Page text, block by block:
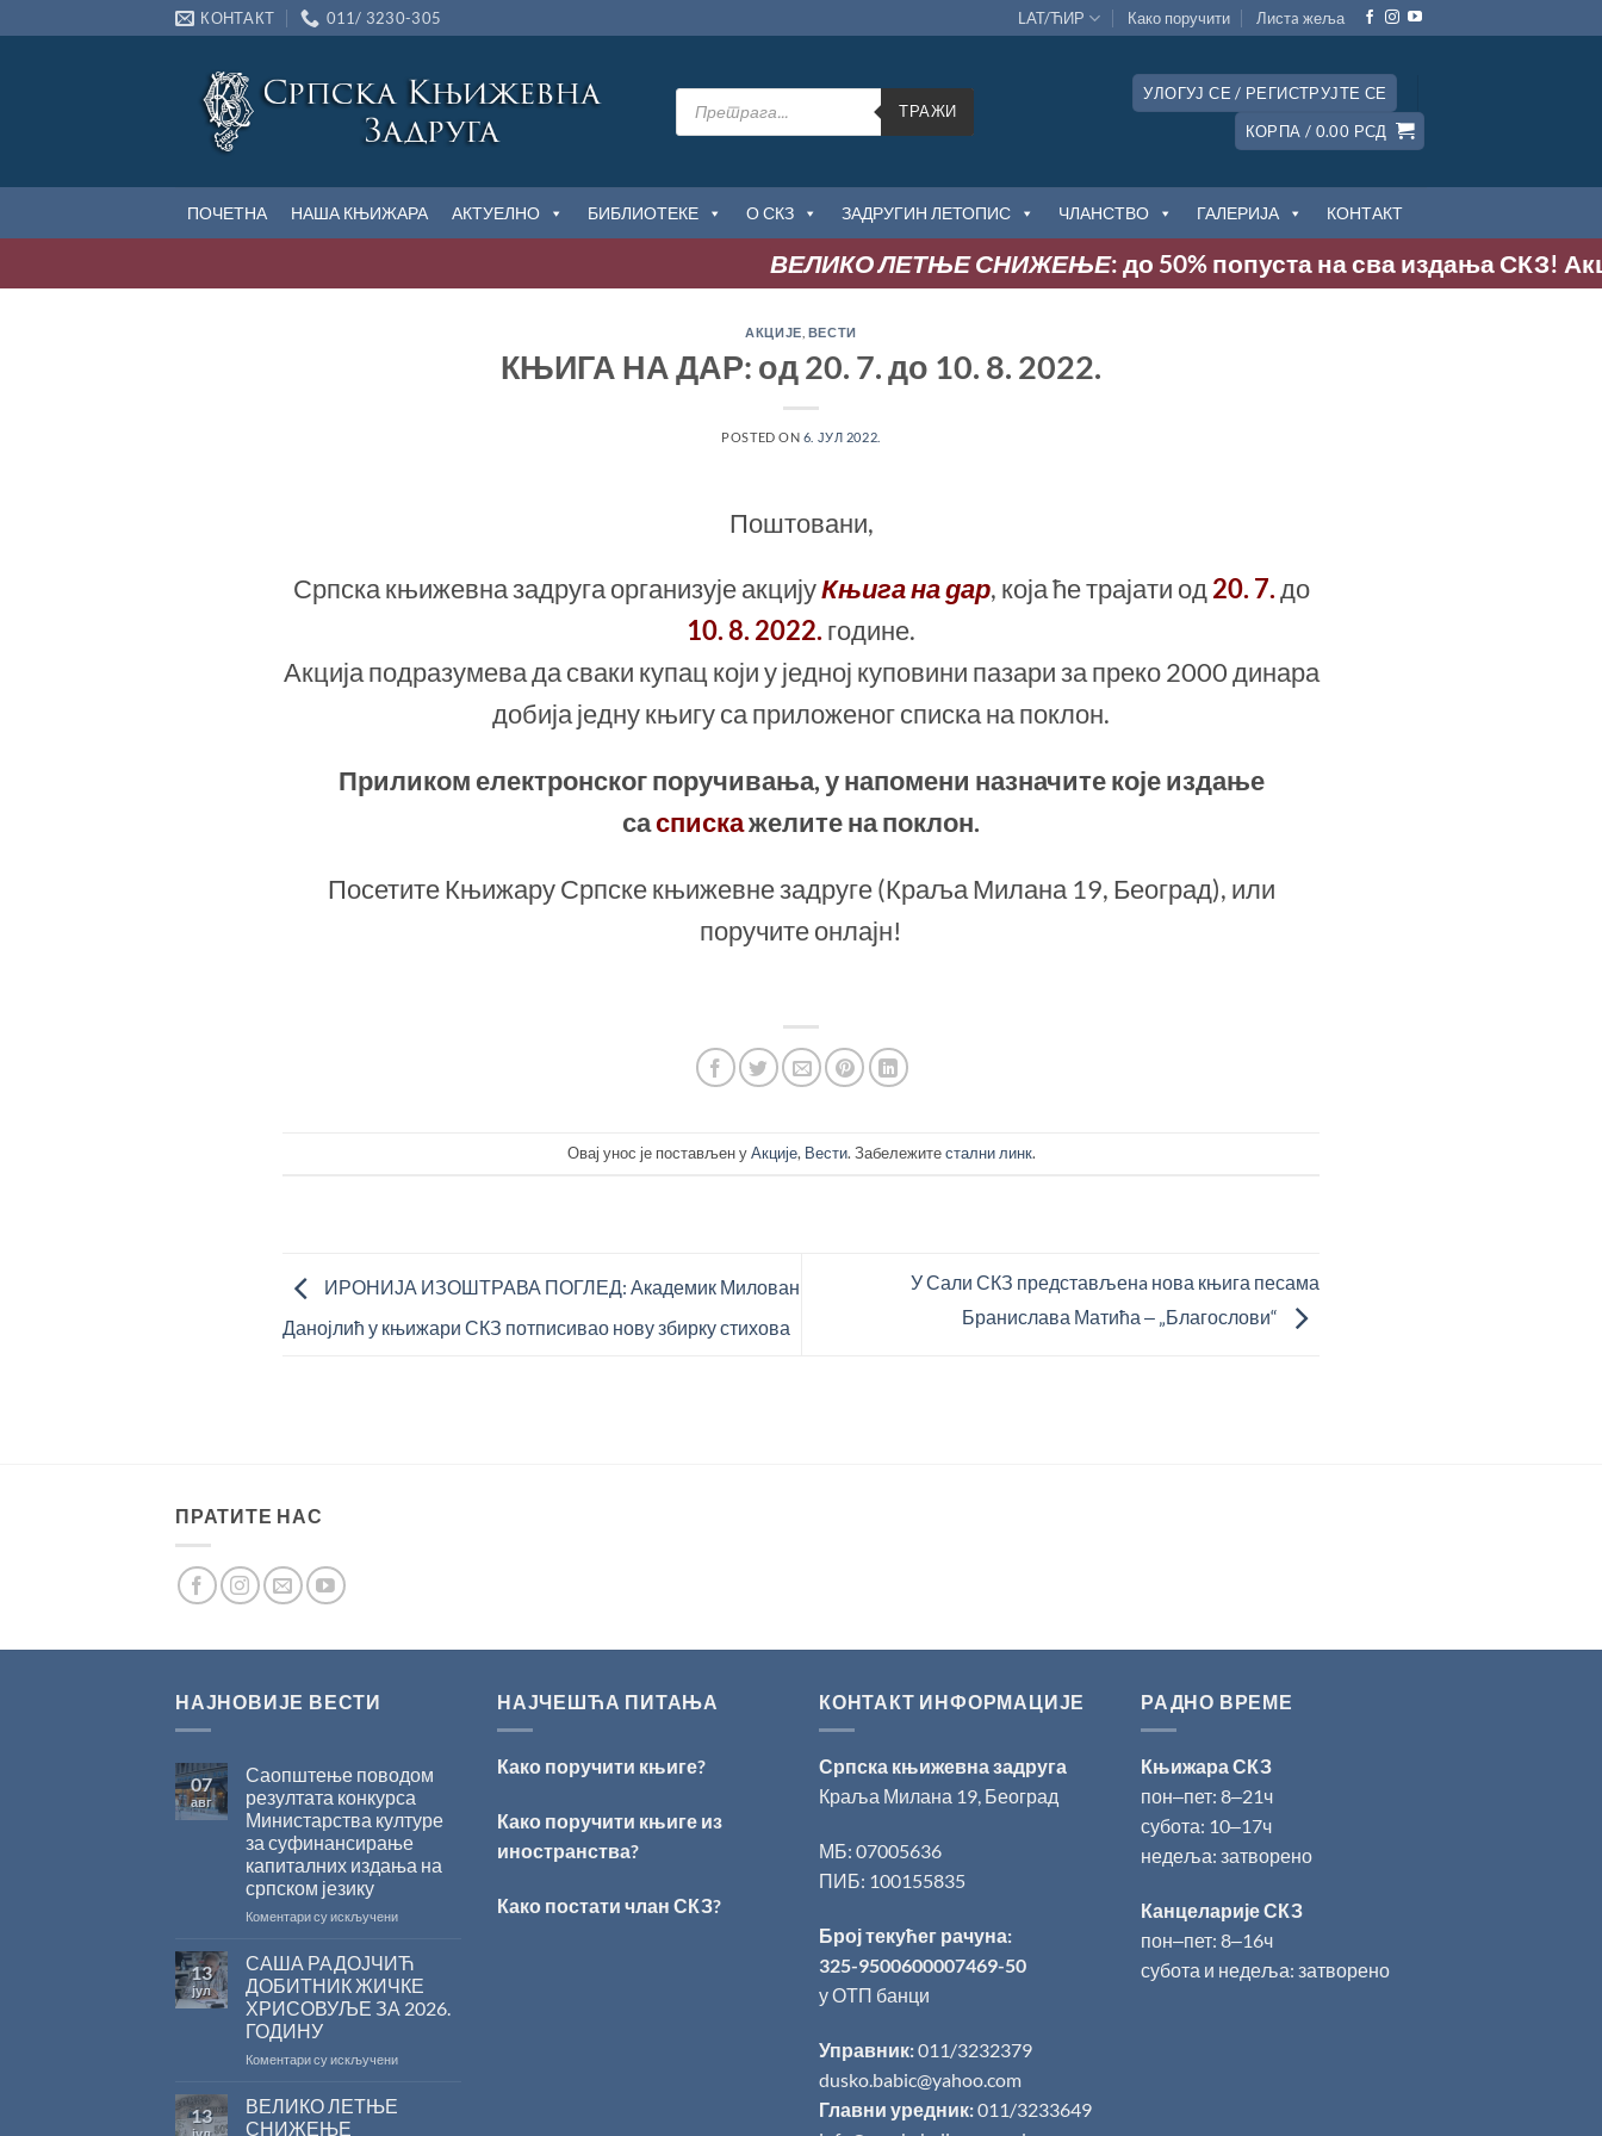
на
КОНТАКТ 011/ 3230-305 LAT/ЋИР Како поручити Листa жеља
Products
search
ТРАЖИ
УЛОГУЈ СЕ / РЕГИСТРУЈТЕ СЕ
КОРПА / 0.00 РСД
ПОЧЕТНА НАША КЊИЖАРА АКТУЕЛНО БИБЛИОТЕКЕ О СКЗ ЗАДРУГИН ЛЕТОПИС ЧЛАНСТВО ГАЛЕРИЈА КОНТАКТ
ВЕЛИКО ЛЕТЊЕ СНИЖЕЊЕ: до 50% попуста на сва издања СКЗ! Акција
АКЦИЈЕ ВЕСТИ
КЊИГА НА ДАР: од 20. 7. до 10. 8. 2022.
POSTED ON 6. ЈУЛ 2022.
Поштовани,
Српска књижевна задруга организује акцијуКњига на дар, која ће трајати од20. 7.до
10. 8. 2022. године.
Акција подразумева да сваки купац који у једној куповини пазари за преко 2000 динара
добија једну књигу са приложеног списка на поклон.
Приликом електронског поручивања, у напомени назначите које издање
саспискажелите на поклон.
Посетите Књижару Српске књижевне задруге (Краља Милана 19, Београд), или
поручите онлајн!
Овај унос је постављен уАкције, Вести. Забележитестални линк.
ИРОНИЈА ИЗОШТРАВА ПОГЛЕД: Академик Милован
Данојлић у књижари СКЗ потписивао нову збирку стихова
У Сали СКЗ представљенa нова књига песама
Бранислава Матића ‒ „Благослови“
ПРАТИТЕ НАС
НАЈНОВИЈЕ ВЕСТИ
07
авг
Саопштење поводом
резултата конкурса
Министарства културе
за суфинансирање
капиталних издања на
српском језику
Коментари су искљученина
поводом
резултата
конкурса
Министарства
за
13
јул
САША РАДОЈЧИЋ
ДОБИТНИК ЖИЧКЕ
ХРИСОВУЉЕ ЗА 2026.
ГОДИНУ
Коментари су искљученина
13
ВЕЛИКО ЛЕТЊЕ
СНИЖЕЊЕ
НАЈЧЕШЋА ПИТАЊА
Како поручити књиге?
Како поручити књиге из
иностранства?
Како постати члан СКЗ?
КОНТАКТ ИНФОРМАЦИЈЕ
Српска књижевна задруга
Краља Милана 19, Београд
МБ: 07005636
ПИБ: 100155835
Број текућег рачуна:
325-9500600007469-50
у ОТП банци
Управник:011/3232379
dusko.babic@yahoo.com
Главни уредник:011/3233649
РАДНО ВРЕМЕ
Књижара СКЗ
пон‒пет: 8‒21ч
субота: 10‒17ч
недеља: затворено
Канцеларије СКЗ
пон‒пет: 8‒16ч
субота и недеља: затворено